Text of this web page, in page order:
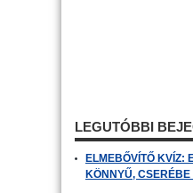
LEGUTÓBBI
ELMEBŐVÍTŐ KVÍZ:
KÖNNYŰ,